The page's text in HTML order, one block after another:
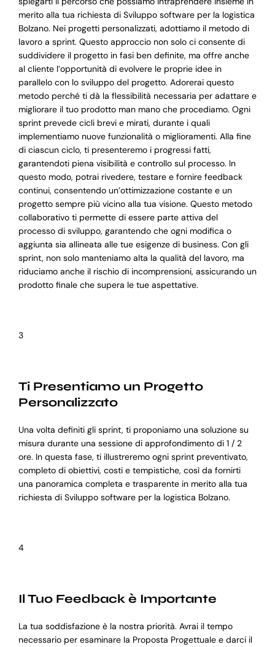
merito alla tua richiesta di Sviluppo software per la logistica
Bolzano. Nei progetti personalizzati, adottiamo il metodo di
lavoro a sprint. Questo approccio non solo ci consente di
suddividere il progetto in fasi ben definite, ma offre anche
al cliente l’opportunità di evolvere le proprie idee in
parallelo con lo sviluppo del progetto. Adorerai questo
metodo perché ti dà la flessibilità necessaria per adattare e
migliorare il tuo prodotto man mano che procediamo. Ogni
sprint prevede cicli brevi e mirati, durante i quali
implementiamo nuove funzionalità o miglioramenti. Alla fine
di ciascun ciclo, ti presenteremo i progressi fatti,
garantendoti piena visibilità e controllo sul processo. In
questo modo, potrai rivedere, testare e fornire feedback
continui, consentendo un’ottimizzazione costante e un
progetto sempre più vicino alla tua visione. Questo metodo
collaborativo ti permette di essere parte attiva del
processo di sviluppo, garantendo che ogni modifica o
aggiunta sia allineata alle tue esigenze di business. Con gli
sprint, non solo manteniamo alta la qualità del lavoro, ma
riduciamo anche il rischio di incomprensioni, assicurando un
prodotto finale che supera le tue aspettative.
3
Ti Presentiamo un Progetto
Personalizzato
Una volta definiti gli sprint, ti proponiamo una soluzione su
misura durante una sessione di approfondimento di 1 / 2
ore. In questa fase, ti illustreremo ogni sprint preventivato,
completo di obiettivi, costi e tempistiche, così da fornirti
una panoramica completa e trasparente in merito alla tua
richiesta di Sviluppo software per la logistica Bolzano.
4
Il Tuo Feedback è Importante
La tua soddisfazione è la nostra priorità. Avrai il tempo
necessario per esaminare la Proposta Progettuale e darci il